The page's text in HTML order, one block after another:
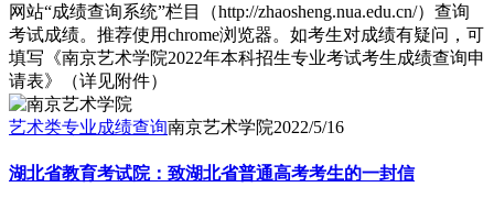
网站“成绩查询系统”栏目（http://zhaosheng.nua.edu.cn/）查询
考试成绩。推荐使用chrome浏览器。如考生对成绩有疑问，可
填写《南京艺术学院2022年本科招生专业考试考生成绩查询申
请表》（详见附件）
艺术类专业成绩查询南京艺术学院2022/5/16
湖北省教育考试院：致湖北省普通高考考生的一封信